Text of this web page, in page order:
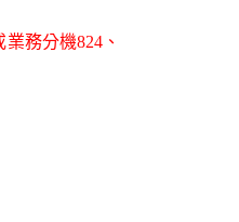
務分機824、